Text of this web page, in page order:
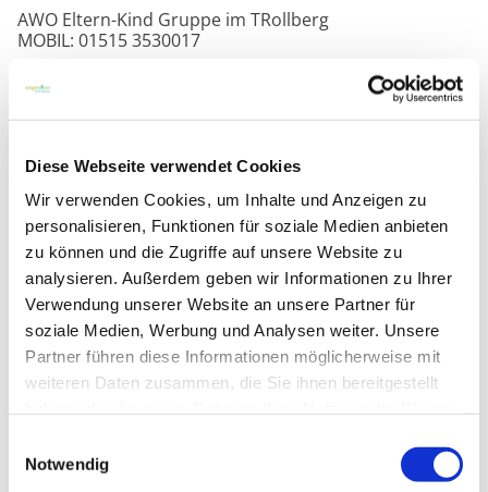
Diese Webseite verwendet Cookies
Wir verwenden Cookies, um Inhalte und Anzeigen zu
personalisieren, Funktionen für soziale Medien anbieten
zu können und die Zugriffe auf unsere Website zu
analysieren. Außerdem geben wir Informationen zu Ihrer
Verwendung unserer Website an unsere Partner für
soziale Medien, Werbung und Analysen weiter. Unsere
Partner führen diese Informationen möglicherweise mit
weiteren Daten zusammen, die Sie ihnen bereitgestellt
Notwendig
AWO Eltern-Kind Gruppe im TRollberg
MOBIL: 01515 3530017
Das aktuelle Programm
und mehr Infos findet ihr
unter
www.awo-potsdam.de/standort/trollberg-bad-
belzig.deoder auf Facebook/Instagram.